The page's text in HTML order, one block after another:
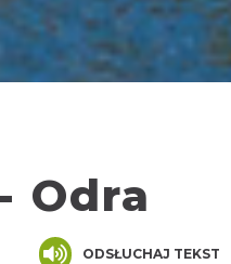
Odra
ODSŁUCHAJ TEKST